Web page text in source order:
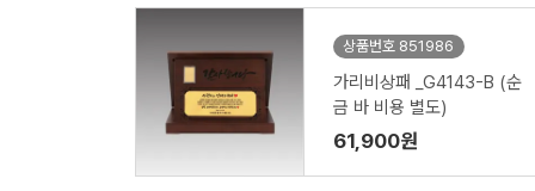
상품번호 851986
가리비상패 _G4143-B (순
금 바 비용 별도)
61,900원